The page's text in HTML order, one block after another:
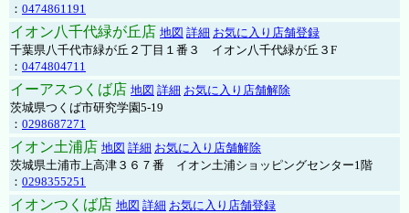
： 0474861191
イオン八千代緑が丘店 地図 詳細 お気に入り店舗登録
千葉県八千代市緑が丘２丁目１番３ イオン八千代緑が丘３F
： 0474804711
イーアスつくば店 地図 詳細 お気に入り店舗解除
茨城県つくば市研究学園5-19
： 0298687271
イオン土浦店 地図 詳細 お気に入り店舗解除
茨城県土浦市上高津３６７番 イオン土浦ショッピングセンター1階
： 0298355251
イオンつくば店 地図 詳細 お気に入り店舗登録